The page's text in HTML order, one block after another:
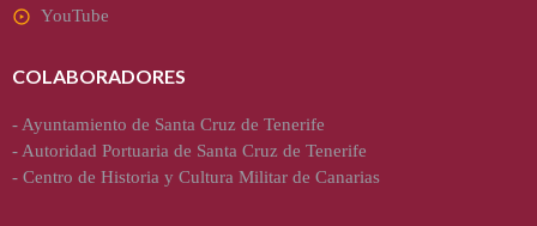
YouTube
COLABORADORES
- Ayuntamiento de Santa Cruz de Tenerife
- Autoridad Portuaria de Santa Cruz de Tenerife
- Centro de Historia y Cultura Militar de Canarias